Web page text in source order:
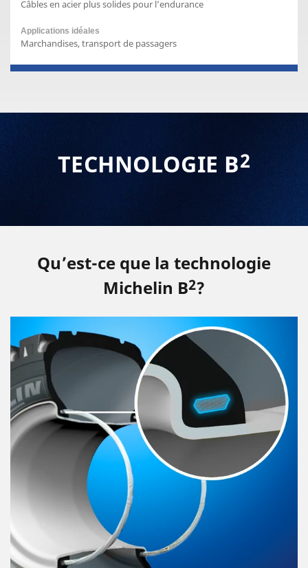
Câbles en acier plus solides pour l’endurance
Marchandises, transport de passagers
TECHNOLOGIE B2
Qu’est-ce que la technologie
Michelin B2?